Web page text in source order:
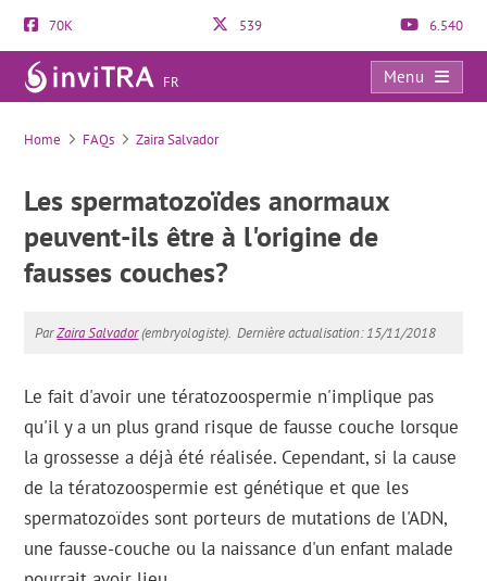
70K 539 6.540
FR
Menu
FAQs
Home FAQs Zaira Salvador
Les spermatozoïdes anormaux
peuvent-ils être à l'origine de
fausses couches?
ParZaira Salvador(embryologiste). Dernière actualisation: 15/11/2018
Le fait d'avoir une tératozoospermie n'implique pas
qu'il y a un plus grand risque de fausse couche lorsque
la grossesse a déjà été réalisée. Cependant, si la cause
de la tératozoospermie est génétique et que les
spermatozoïdes sont porteurs de mutations de l'ADN,
une fausse-couche ou la naissance d'un enfant malade